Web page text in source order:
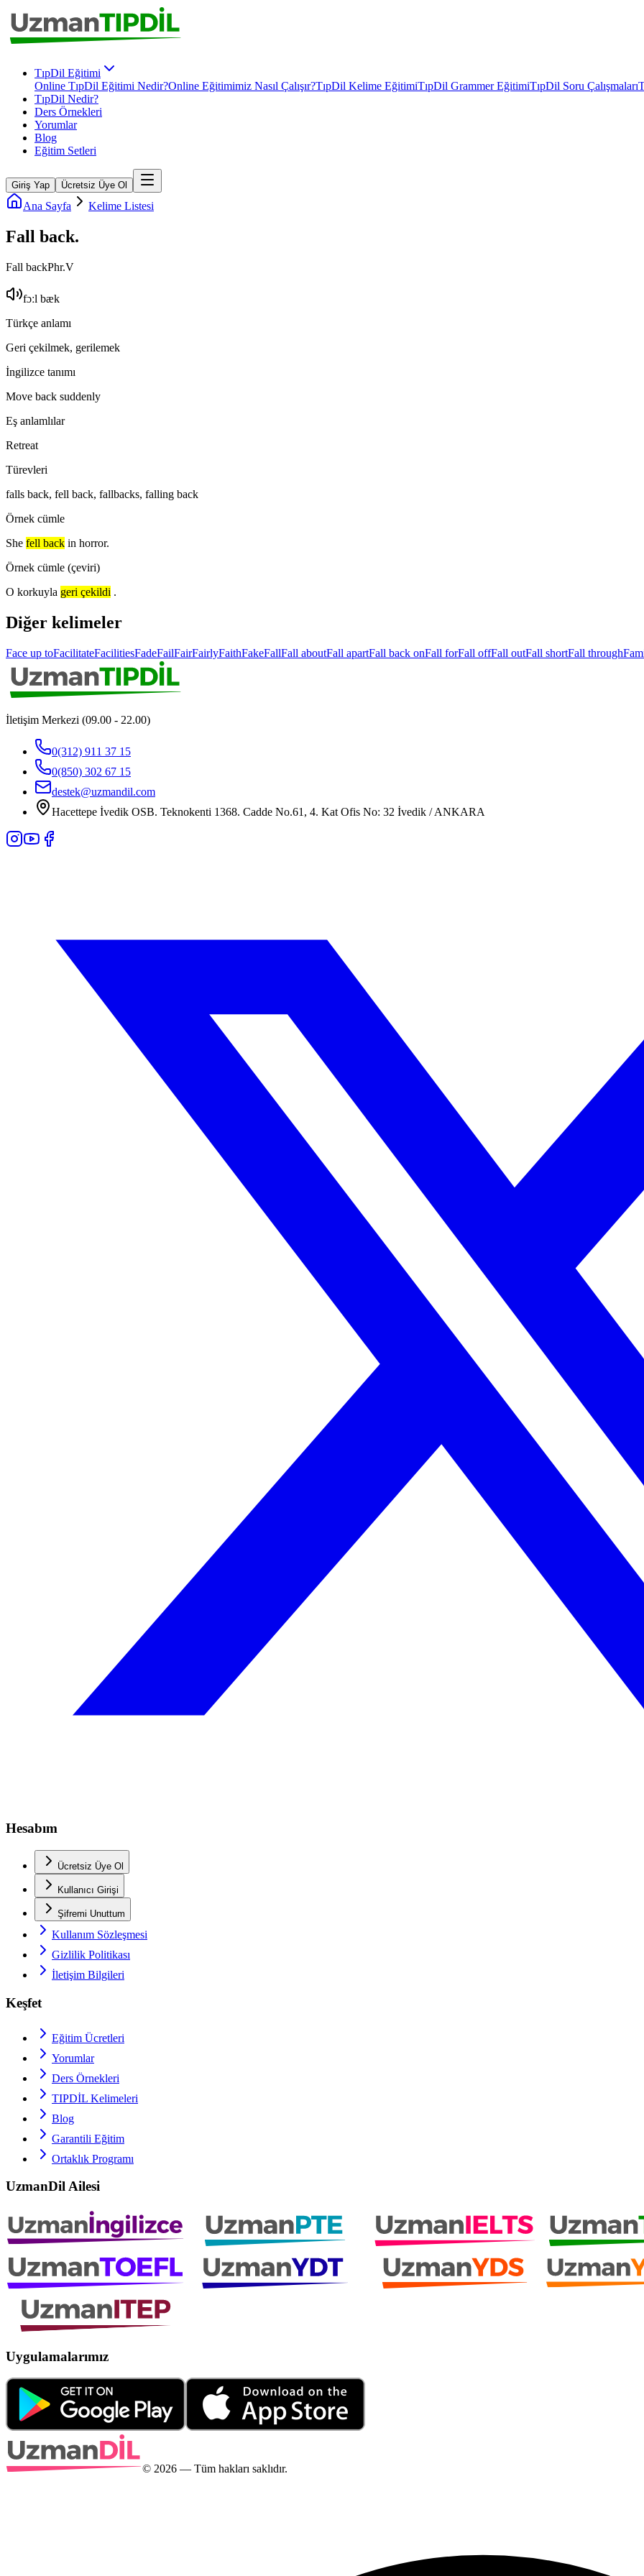
TıpDil Eğitimi
Online TıpDil Eğitimi Nedir?Online Eğitimimiz Nasıl Çalışır?TıpDil Kelime EğitimiTıpDil Grammer EğitimiTıpDil Soru Çalışmaları
TıpDil Nedir?
Ders Örnekleri
Yorumlar
Blog
Eğitim Setleri
Giriş Yap Ücretsiz Üye Ol
Ana Sayfa Kelime Listesi
Fall back.
Fall backPhr.V
fɔːl bæk
Türkçe anlamı
Geri çekilmek, gerilemek
İngilizce tanımı
Move back suddenly
Eş anlamlılar
Retreat
Türevleri
falls back, fell back, fallbacks, falling back
Örnek cümle
She fell back in horror.
Örnek cümle (çeviri)
O korkuyla geri çekildi .
Diğer kelimeler
Face up toFacilitateFacilitiesFadeFailFairFairlyFaithFakeFallFall aboutFall apartFall back onFall forFall offFall outFall shortFall through
İletişim Merkezi (09.00 - 22.00)
0(312) 911 37 15
0(850) 302 67 15
destek@uzmandil.com
Hacettepe İvedik OSB. Teknokenti 1368. Cadde No.61, 4. Kat Ofis No: 32 İvedik / ANKARA
Hesabım
Ücretsiz Üye Ol
Kullanıcı Girişi
Şifremi Unuttum
Kullanım Sözleşmesi
Gizlilik Politikası
İletişim Bilgileri
Keşfet
Eğitim Ücretleri
Yorumlar
Ders Örnekleri
TIPDİL Kelimeleri
Blog
Garantili Eğitim
Ortaklık Programı
UzmanDil Ailesi
Uygulamalarımız
© 2026 — Tüm hakları saklıdır.